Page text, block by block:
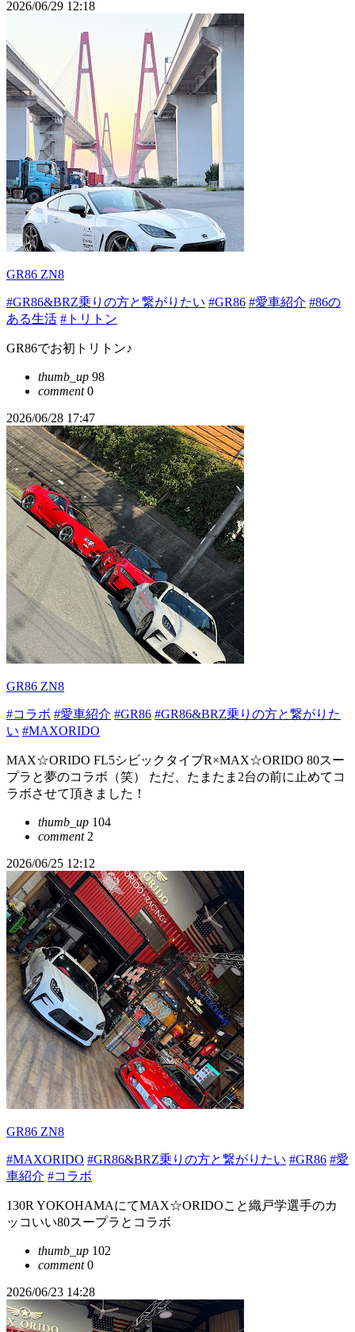
2026/06/29 12:18
GR86 ZN8
#GR86&BRZ乗りの方と繋がりたい #GR86 #愛車紹介 #86の
ある生活 #トリトン
GR86でお初トリトン♪
thumb_up 98
comment0
2026/06/28 17:47
GR86 ZN8
#コラボ #愛車紹介 #GR86 #GR86&BRZ乗りの方と繋がりた
い #MAXORIDO
MAX☆ORIDO FL5シビックタイプR×MAX☆ORIDO 80スー
プラと夢のコラボ（笑） ただ、たまたま2台の前に止めてコ
ラボさせて頂きました！
thumb_up 104
comment2
2026/06/25 12:12
GR86 ZN8
#MAXORIDO #GR86&BRZ乗りの方と繋がりたい #GR86 #愛
車紹介 #コラボ
130R YOKOHAMAにてMAX☆ORIDOこと織戸学選手のカ
ッコいい80スープラとコラボ
thumb_up 102
comment0
2026/06/23 14:28